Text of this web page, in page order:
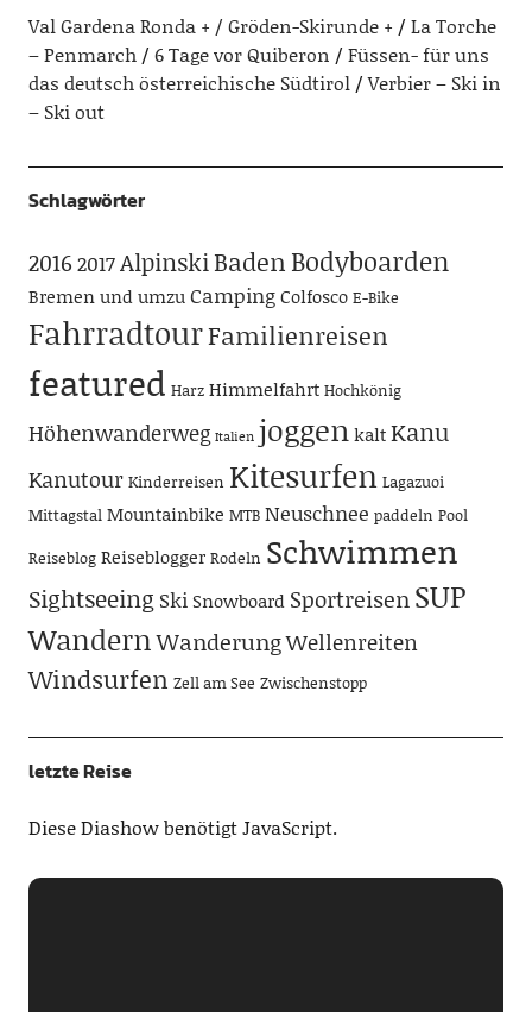
Val Gardena Ronda + / Gröden-Skirunde +
La Torche
– Penmarch
6 Tage vor Quiberon
Füssen- für uns
das deutsch österreichische Südtirol
Verbier – Ski in
– Ski out
Schlagwörter
2016 2017AlpinskiBaden Bodyboarden
Bremen und umzuCampingColfosco E-Bike
FahrradtourFamilienreisen
featured Harz Himmelfahrt Hochkönig
Höhenwanderweg Italien joggenkaltKanu
Kanutour Kinderreisen Kitesurfen Lagazuoi
Mittagstal Mountainbike MTB Neuschnee paddeln Pool
Reiseblog Reiseblogger Rodeln Schwimmen
Sightseeing SkiSnowboard SportreisenSUP
WandernWanderungWellenreiten
Windsurfen Zell am See Zwischenstopp
letzte Reise
Diese Diashow benötigt JavaScript.